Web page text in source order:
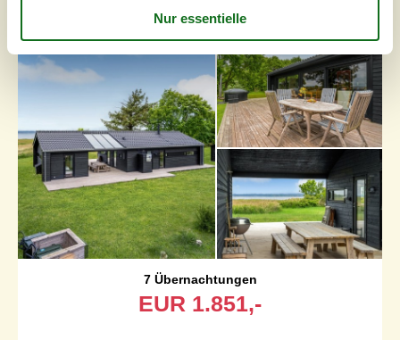
Objekt Nr.: 130-D88008
7 Übernachtungen
EUR 1.851,-